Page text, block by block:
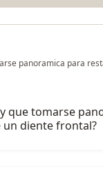
panoramica para
que tomarse
diente frontal?